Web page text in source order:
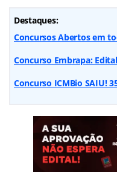
Destaques:
Concursos Abertos em
Concurso Embrapa:
Concurso ICMBio SAIU!